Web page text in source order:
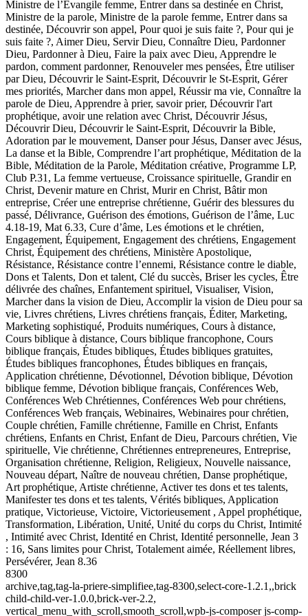
Ministre de l’Évangile femme, Entrer dans sa destinée en Christ,
Ministre de la parole, Ministre de la parole femme, Entrer dans sa
destinée, Découvrir son appel, Pour quoi je suis faite ?, Pour qui je
suis faite ?, Aimer Dieu, Servir Dieu, Connaître Dieu, Pardonner
Dieu, Pardonner à Dieu, Faire la paix avec Dieu, Apprendre le
pardon, comment pardonner, Renouveler mes pensées, Être utiliser
par Dieu, Découvrir le Saint-Esprit, Découvrir le St-Esprit, Gérer
mes priorités, Marcher dans mon appel, Réussir ma vie, Connaître la
parole de Dieu, Apprendre à prier, savoir prier, Découvrir l'art
prophétique, avoir une relation avec Christ, Découvrir Jésus,
Découvrir Dieu, Découvrir le Saint-Esprit, Découvrir la Bible,
Adoration par le mouvement, Danser pour Jésus, Danser avec Jésus,
La danse et la Bible, Comprendre l’art prophétique, Méditation de la
Bible, Méditation de la Parole, Méditation créative, Programme LP,
Club P.31, La femme vertueuse, Croissance spirituelle, Grandir en
Christ, Devenir mature en Christ, Murir en Christ, Bâtir mon
entreprise, Créer une entreprise chrétienne, Guérir des blessures du
passé, Délivrance, Guérison des émotions, Guérison de l’âme, Luc
4.18-19, Mat 6.33, Cure d’âme, Les émotions et le chrétien,
Engagement, Équipement, Engagement des chrétiens, Engagement
Christ, Équipement des chrétiens, Ministère Apostolique,
Résistance, Résistance contre l’ennemi, Résistance contre le diable,
Dons et Talents, Don et talent, Clé du succès, Briser les cycles, Être
délivrée des chaînes, Enfantement spirituel, Visualiser, Vision,
Marcher dans la vision de Dieu, Accomplir la vision de Dieu pour sa
vie, Livres chrétiens, Livres chrétiens français, Éditer, Marketing,
Marketing sophistiqué, Produits numériques, Cours à distance,
Cours biblique à distance, Cours biblique francophone, Cours
biblique français, Études bibliques, Études bibliques gratuites,
Études bibliques francophones, Études bibliques en français,
Application chrétienne, Dévotionnel, Dévotion biblique, Dévotion
biblique femme, Dévotion biblique français, Conférences Web,
Conférences Web Chrétiennes, Conférences Web pour chrétiens,
Conférences Web français, Webinaires, Webinaires pour chrétien,
Couple chrétien, Famille chrétienne, Famille en Christ, Enfants
chrétiens, Enfants en Christ, Enfant de Dieu, Parcours chrétien, Vie
spirituelle, Vie chrétienne, Chrétiennes entrepreneures, Entreprise,
Organisation chrétienne, Religion, Religieux, Nouvelle naissance,
Nouveau départ, Naître de nouveau chrétien, Danse prophétique,
Art prophétique, Artiste chrétienne, Activer tes dons et tes talents,
Manifester tes dons et tes talents, Vérités bibliques, Application
pratique, Victorieuse, Victoire, Victorieusement , Appel prophétique,
Transformation, Libération, Unité, Unité du corps du Christ, Intimité
, Intimité avec Christ, Identité en Christ, Identité personnelle, Jean 3
: 16, Sans limites pour Christ, Totalement aimée, Réellement libres,
Persévérer, Jean 8.36
8300
archive,tag,tag-la-priere-simplifiee,tag-8300,select-core-1.2.1,,brick
child-child-ver-1.0.0,brick-ver-2.2,
vertical_menu_with_scroll,smooth_scroll,wpb-js-composer js-comp-